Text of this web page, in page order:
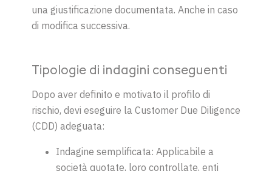
una giustificazione documentata. Anche in caso
di modifica successiva.
Tipologie di indagini conseguenti
Dopo aver definito e motivato il profilo di
rischio, devi eseguire la Customer Due Diligence
(CDD) adeguata:
Indagine semplificata: Applicabile a
società quotate, loro controllate, enti